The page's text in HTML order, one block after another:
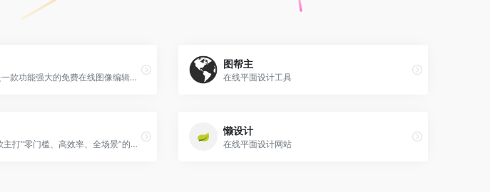
Photopea‌ 是一款功能强大的‌免费在线图像编辑工具‌，被誉为“浏览器里的 Photoshop”，无需安装、打开即用，支持中文界面，能直接处理 PSD、AI、Sketch 等专业设计文件，是设计师、学生和临时修图用户的理想选择 。
图帮主
在线平面设计工具
创客贴‌是一款主打“‌零门槛、高效率、全场景‌”的在线设计工具，尤其适合‌非设计专业用户‌（如运营、行政、教师、个体商户等）快速完成海报、PPT、宣传单、易拉宝等百余种设计任务，实现“会打字就能做设计” 。
懒设计
在线平面设计网站